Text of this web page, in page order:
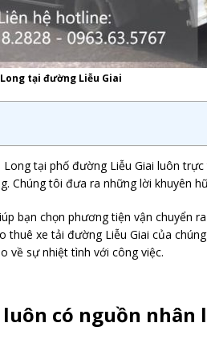
tại đường Liễu Giai
Long tại phố đường Liễu Giai luôn
Chúng tôi đưa ra những lời khuyên
bạn chọn phương tiện vận chuyển
thuê xe tải đường Liễu Giai của
về sự nhiệt tình với công việc.
có nguồn